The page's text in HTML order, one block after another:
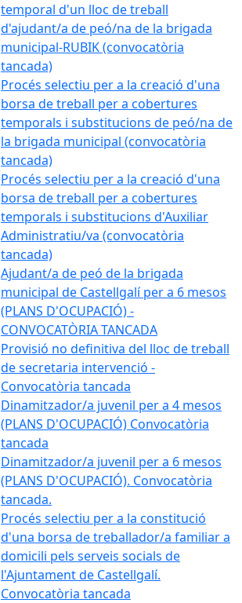
temporal d'un lloc de treball
d'ajudant/a de peó/na de la brigada
municipal-RUBIK (convocatòria
tancada)
Procés selectiu per a la creació d'una
borsa de treball per a cobertures
temporals i substitucions de peó/na de
la brigada municipal (convocatòria
tancada)
Procés selectiu per a la creació d'una
borsa de treball per a cobertures
temporals i substitucions d'Auxiliar
Administratiu/va (convocatòria
tancada)
Ajudant/a de peó de la brigada
municipal de Castellgalí per a 6 mesos
(PLANS D'OCUPACIÓ) -
CONVOCATÒRIA TANCADA
Provisió no definitiva del lloc de treball
de secretaria intervenció -
Convocatòria tancada
Dinamitzador/a juvenil per a 4 mesos
(PLANS D'OCUPACIÓ) Convocatòria
tancada
Dinamitzador/a juvenil per a 6 mesos
(PLANS D'OCUPACIÓ). Convocatòria
tancada.
Procés selectiu per a la constitució
d'una borsa de treballador/a familiar a
domicili pels serveis socials de
l'Ajuntament de Castellgalí.
Convocatòria tancada